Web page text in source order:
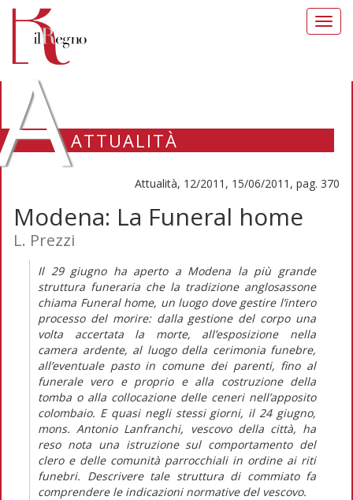
ATTUALITÀ
Attualità, 12/2011, 15/06/2011, pag. 370
Modena: La Funeral home
L. Prezzi
Il 29 giugno ha aperto a Modena la più grande
struttura funeraria che la tradizione anglosassone
chiama Funeral home, un luogo dove gestire l’intero
processo del morire: dalla gestione del corpo una
volta accertata la morte, all’esposizione nella
camera ardente, al luogo della cerimonia funebre,
all’eventuale pasto in comune dei parenti, fino al
funerale vero e proprio e alla costruzione della
tomba o alla collocazione delle ceneri nell’apposito
colombaio. E quasi negli stessi giorni, il 24 giugno,
mons. Antonio Lanfranchi, vescovo della città, ha
reso nota una istruzione sul comportamento del
clero e delle comunità parrocchiali in ordine ai riti
funebri. Descrivere tale struttura di commiato fa
comprendere le indicazioni normative del vescovo.